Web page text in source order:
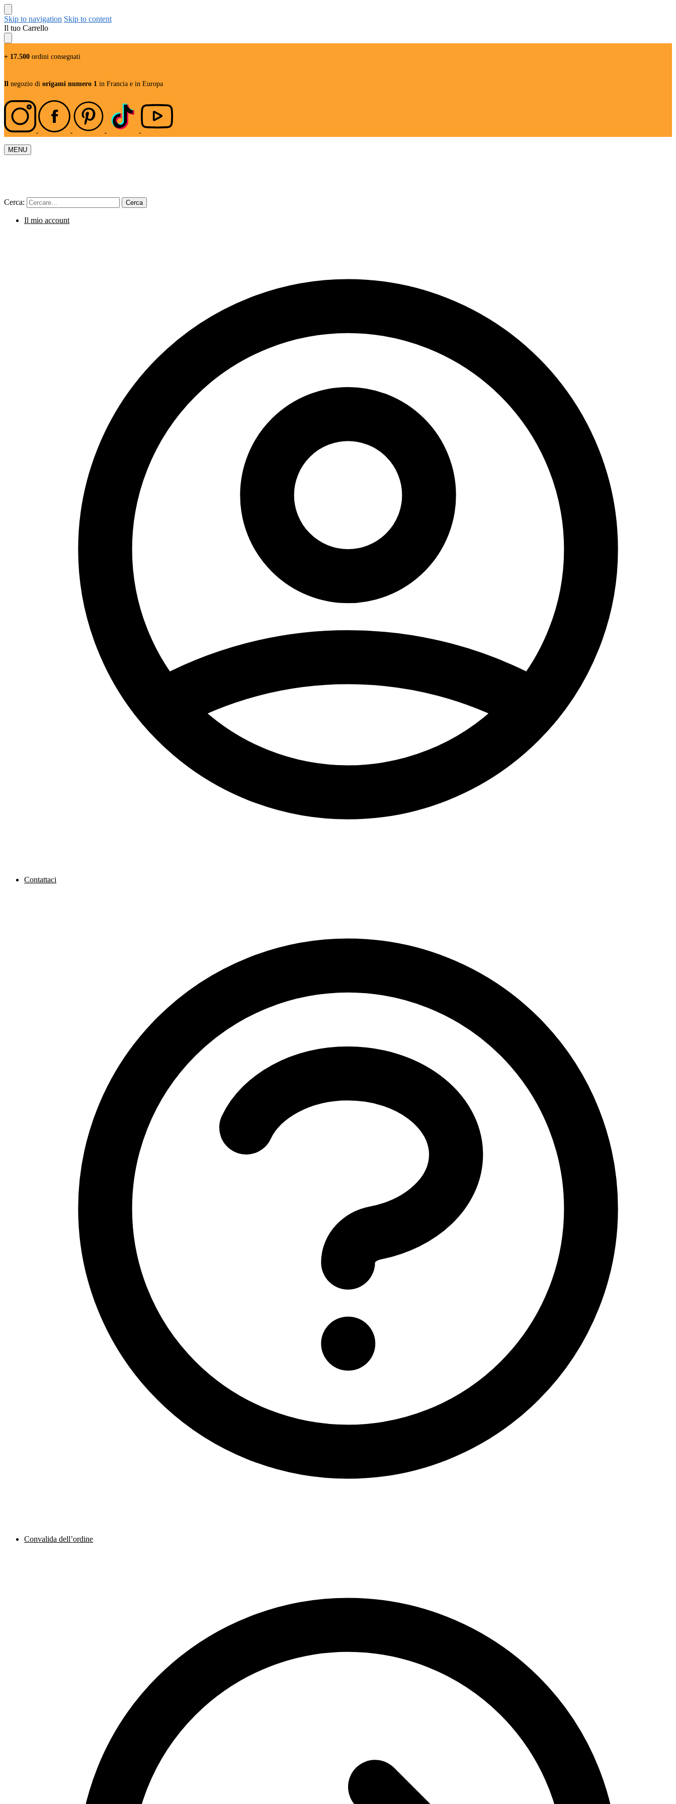
Skip to navigation Skip to content
Il tuo Carrello
+ 17.500 ordini consegnati
Il negozio di origami numero 1 in Francia e in Europa
MENU
Cerca: Cerca
Il mio account
Contattaci
Convalida dell’ordine